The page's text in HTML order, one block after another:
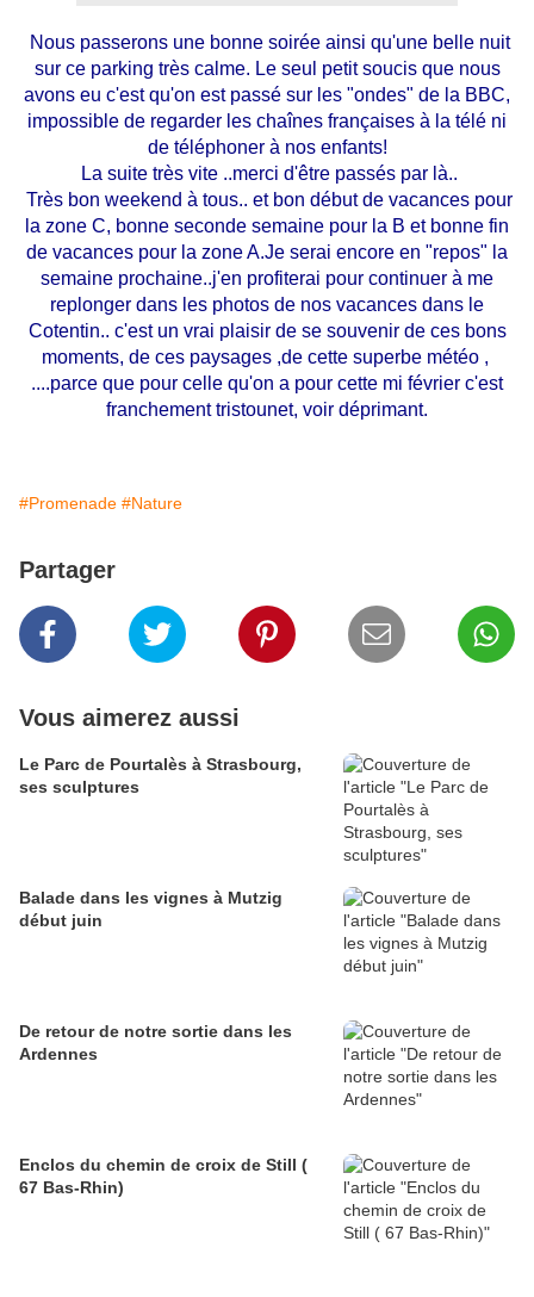
Nous passerons une bonne soirée ainsi qu'une belle nuit
sur ce parking très calme. Le seul petit soucis que nous
avons eu c'est qu'on est passé sur les "ondes" de la BBC,
impossible de regarder les chaînes françaises à la télé ni
de téléphoner à nos enfants!
La suite très vite ..merci d'être passés par là..
Très bon weekend à tous.. et bon début de vacances pour
la zone C, bonne seconde semaine pour la B et bonne fin
de vacances pour la zone A.Je serai encore en "repos" la
semaine prochaine..j'en profiterai pour continuer à me
replonger dans les photos de nos vacances dans le
Cotentin.. c'est un vrai plaisir de se souvenir de ces bons
moments, de ces paysages ,de cette superbe météo ,
....parce que pour celle qu'on a pour cette mi février c'est
franchement tristounet, voir déprimant.
#Promenade #Nature
Partager
Vous aimerez aussi
Le Parc de Pourtalès à Strasbourg,
ses sculptures
Balade dans les vignes à Mutzig
début juin
De retour de notre sortie dans les
Ardennes
Enclos du chemin de croix de Still (
67 Bas-Rhin)